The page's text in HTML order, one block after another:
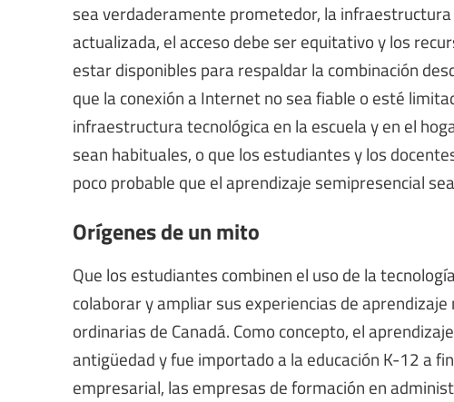
sea verdaderamente prometedor, la
actualizada, el acceso debe ser equitativo y los
estar disponibles para respaldar la combinación
que la conexión a Internet no sea fiable o esté
infraestructura tecnológica en la escuela y en el
sean habituales, o que los estudiantes y los
poco probable que el aprendizaje semipresencial
Orígenes de un mito
Que los estudiantes combinen el uso de la
colaborar y ampliar sus experiencias de
ordinarias de Canadá. Como concepto, el
antigüedad y fue importado a la educación K-12 a
empresarial, las empresas de formación en